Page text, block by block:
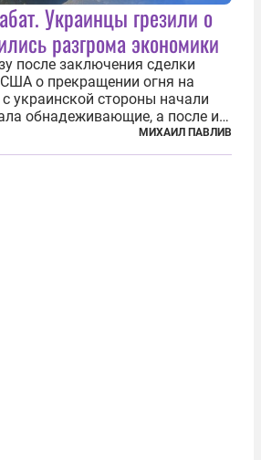
Украинцы грезили о
разгрома экономики
после заключения сделки
о прекращении огня на
украинской стороны начали
обнадеживающие, а после и
про некий «перелом»
в сознании первых лиц
МИХАИЛ ПАВЛИВ